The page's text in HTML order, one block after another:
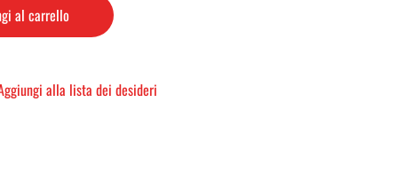
al carrello
alla lista dei desideri